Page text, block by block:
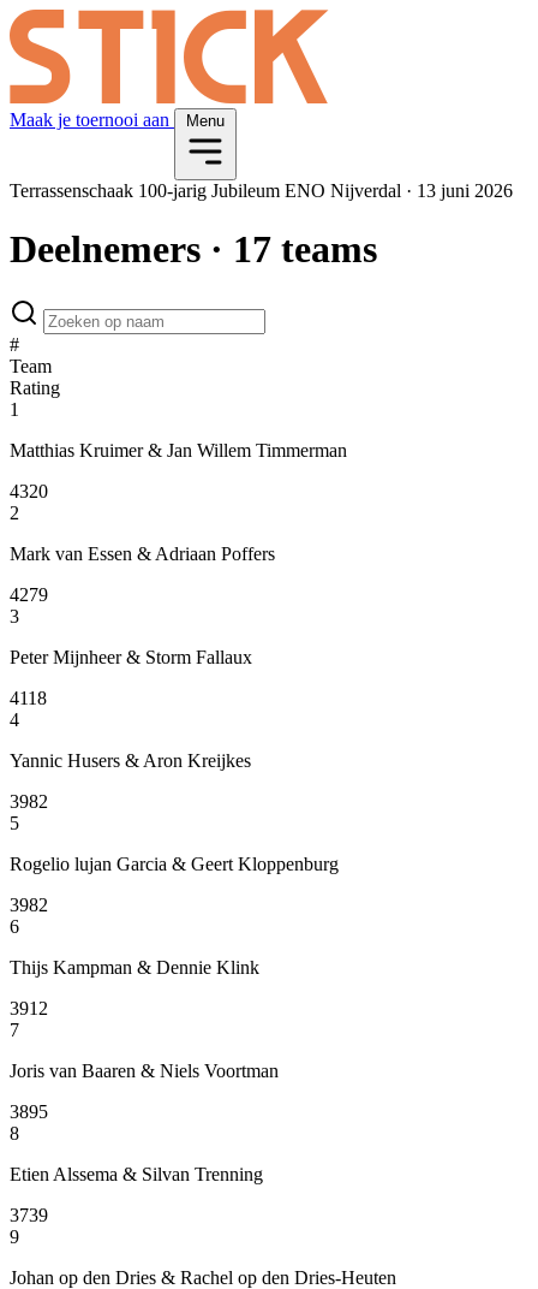
Maak je toernooi aan Menu
Terrassenschaak 100-jarig Jubileum ENO Nijverdal · 13 juni 2026
Deelnemers · 17 teams
#
Team
Rating
1
Matthias Kruimer & Jan Willem Timmerman
4320
2
Mark van Essen & Adriaan Poffers
4279
3
Peter Mijnheer & Storm Fallaux
4118
4
Yannic Husers & Aron Kreijkes
3982
5
Rogelio lujan Garcia & Geert Kloppenburg
3982
6
Thijs Kampman & Dennie Klink
3912
7
Joris van Baaren & Niels Voortman
3895
8
Etien Alssema & Silvan Trenning
3739
9
Johan op den Dries & Rachel op den Dries-Heuten